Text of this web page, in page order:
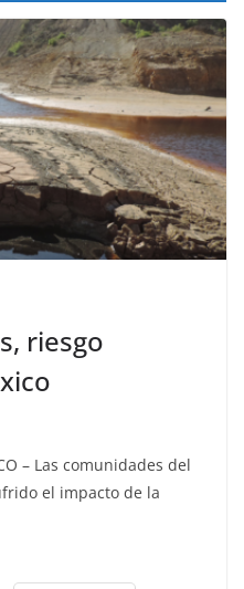
riesgo
– Las comunidades del
el impacto de la